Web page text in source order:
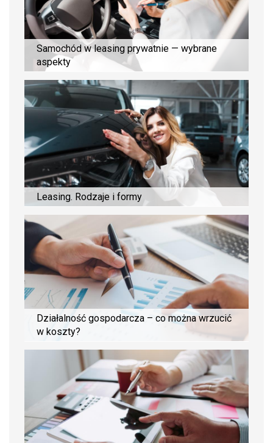
Samochód w leasing prywatnie — wybrane
aspekty
Leasing. Rodzaje i formy
Działalność gospodarcza – co można wrzucić
w koszty?